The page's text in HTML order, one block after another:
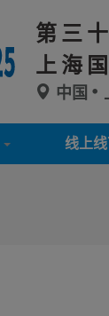
第三
上海
中国
线上